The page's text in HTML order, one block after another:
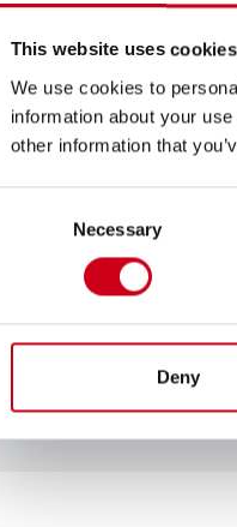
This website uses cookies
We use cookies to
information about your
other information that
Necessary
Deny
Siamo qui
Contattaci e incontra i